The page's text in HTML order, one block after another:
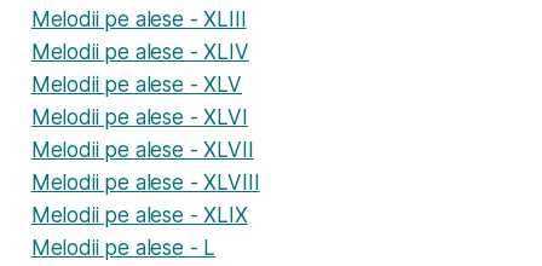
Melodii pe alese - XLIII
Melodii pe alese - XLIV
Melodii pe alese - XLV
Melodii pe alese - XLVI
Melodii pe alese - XLVII
Melodii pe alese - XLVIII
Melodii pe alese - XLIX
Melodii pe alese - L